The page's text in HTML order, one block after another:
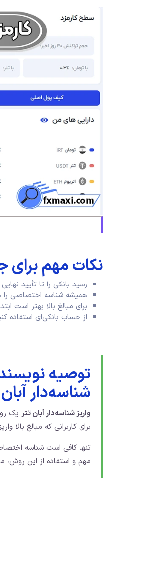
نکات مهم برای
رسید بانکی را تا تأیید
همیشه شناسه اختصاصی را
برای مبالغ بالا بهتر است
از حساب بانکی‌ای استفاده
توصیه
شناسه‌دار
واریز شناسه‌دار آبان تتر یک
برای کاربرانی که مبالغ بالا
تنها کافی است شناسه
مهم و استفاده از این روش،